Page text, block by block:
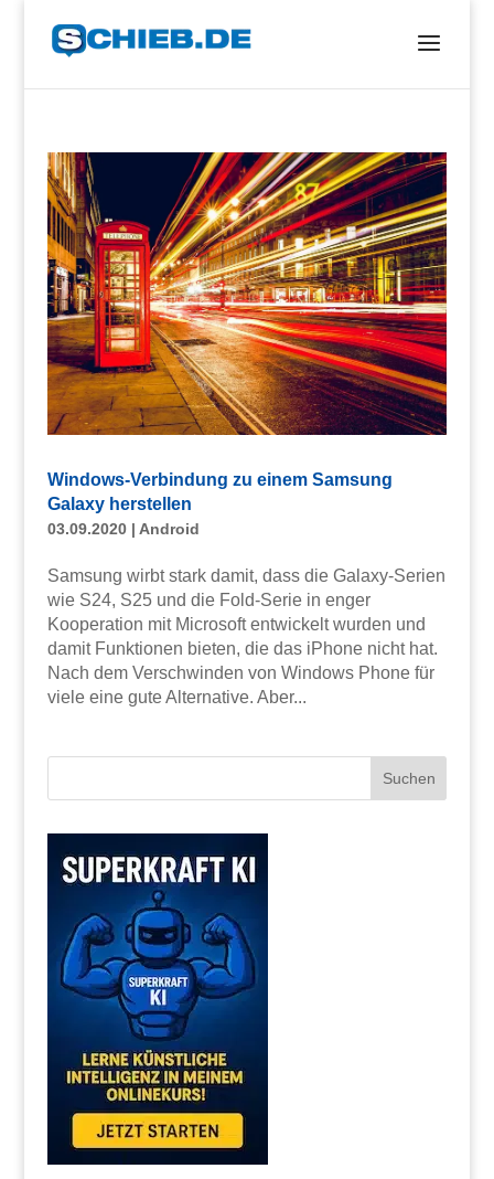
Windows-Verbindung zu einem Samsung
Galaxy herstellen
03.09.2020| Android
Samsung wirbt stark damit, dass die Galaxy-Serien
wie S24, S25 und die Fold-Serie in enger
Kooperation mit Microsoft entwickelt wurden und
damit Funktionen bieten, die das iPhone nicht hat.
Nach dem Verschwinden von Windows Phone für
viele eine gute Alternative. Aber...